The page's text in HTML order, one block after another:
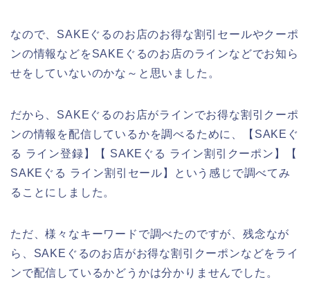
なので、SAKEぐるのお店のお得な割引セールやクーポ
ンの情報などをSAKEぐるのお店のラインなどでお知ら
せをしていないのかな～と思いました。
だから、SAKEぐるのお店がラインでお得な割引クーポ
ンの情報を配信しているかを調べるために、【SAKEぐ
る ライン登録】【 SAKEぐる ライン割引クーポン】【
SAKEぐる ライン割引セール】という感じで調べてみ
ることにしました。
ただ、様々なキーワードで調べたのですが、残念なが
ら、SAKEぐるのお店がお得な割引クーポンなどをライ
ンで配信しているかどうかは分かりませんでした。